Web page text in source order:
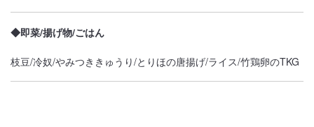
◆即菜/揚げ物/ごはん
枝豆/冷奴/やみつききゅうり/とりほの唐揚げ/ライス/竹鶏卵のTKG